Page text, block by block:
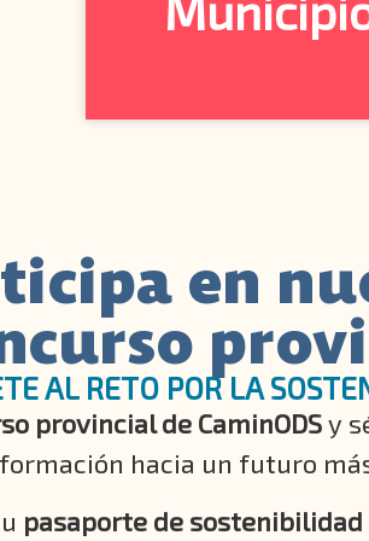
en
AL RETO POR LA
provincial de CaminODSy
hacia un futuro
pasaporte de sostenibilidad